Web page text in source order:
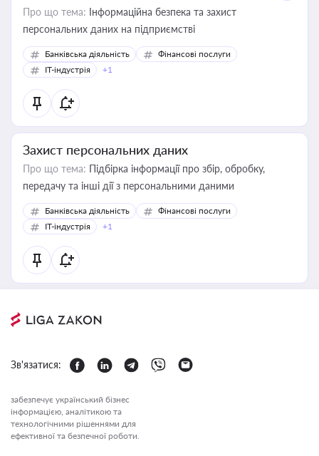
Про що тема: Інформаційна безпека та захист
персональних даних на підприємстві
Банківська діяльність
Фінансові послуги
IT-індустрія
+1
Захист персональних даних
Про що тема: Підбірка інформації про збір, обробку,
передачу та інші дії з персональними даними
Банківська діяльність
Фінансові послуги
IT-індустрія
+1
Зв'язатися:
забезпечує український бізнес
інформацією, аналітикою та
технологічними рішеннями для
ефективної та безпечної роботи.